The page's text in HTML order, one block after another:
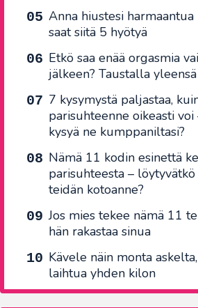
Anna hiustesi
saat siitä 5 hyötyä
Etkö saa enää orgasmia
jälkeen? Taustalla
7 kysymystä paljastaa,
parisuhteenne oikeasti
kysyä ne kumppaniltasi?
Nämä 11 kodin esinettä
parisuhteesta –
teidän kotoanne?
Jos mies tekee nämä 11
hän rakastaa sinua
Kävele näin monta
laihtua yhden kilon